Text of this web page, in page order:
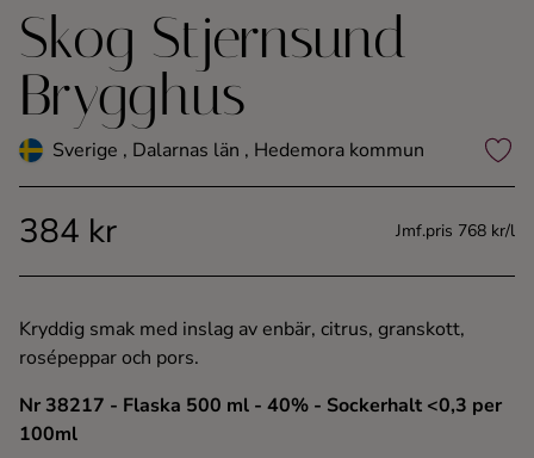
Likör
Rom
Tequila
Skog Stjernsund
Brygghus
Sverige , Dalarnas län , Hedemora kommun
384 kr Jmf.pris 768 kr/l
Kryddig smak med inslag av enbär, citrus, granskott,
rosépeppar och pors.
Nr 38217 - Flaska 500 ml - 40% - Sockerhalt <0,3 per
100ml